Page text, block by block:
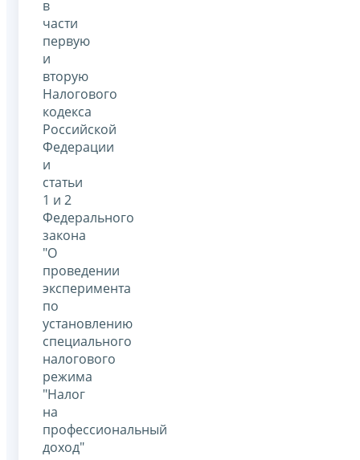
в
части
первую
и
вторую
Налогового
кодекса
Российской
Федерации
и
статьи
1 и 2
Федерального
закона
"О
проведении
эксперимента
по
установлению
специального
налогового
режима
"Налог
на
профессиональный
доход"